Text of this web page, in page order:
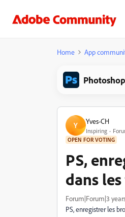
Home App
Photoshop
Y Yves-CH
Inspiring
OPEN FOR VOTING
PS,
dans
Forum|Forum|3
PS, enregistrer les